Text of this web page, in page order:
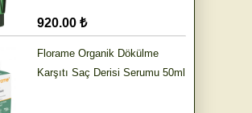
920.00 ₺
Florame Organik Dökülme
Karşıtı Saç Derisi Serumu 50ml